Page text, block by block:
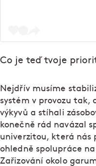
Co je teď tvoje
Nejdřív musíme
systém v provozu tak,
výkyvů a stíhali
konečně rád navázal
univerzitou, která nás
ohledně spolupráce
Zařizování okolo